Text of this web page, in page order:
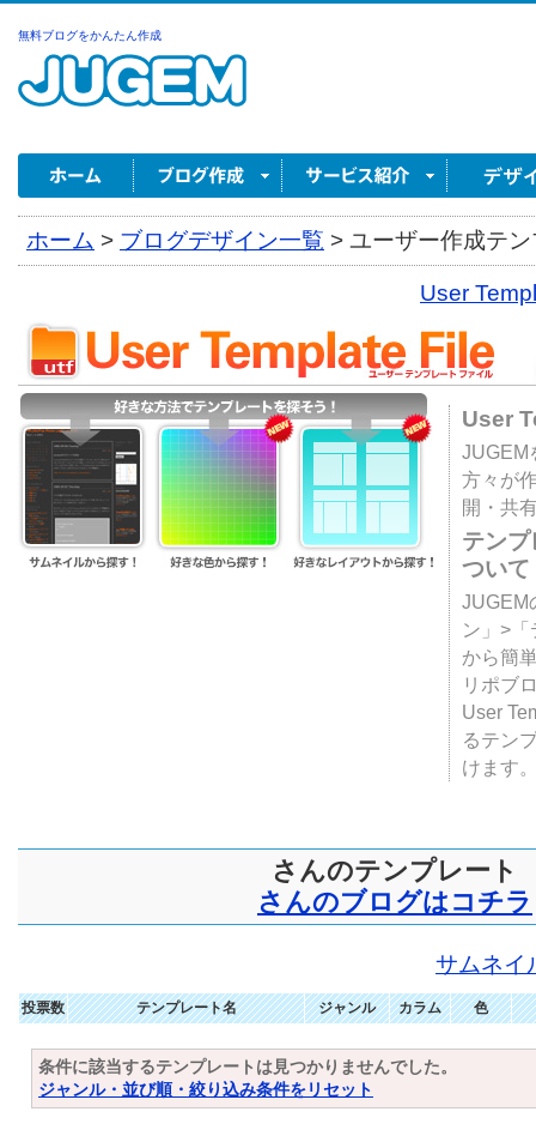
無料ブログをかんたん作成
ホーム > ブログデザイン一覧 > ユーザー作成テ
User
User
JUGEM
方々が
開・共
テン
ついて
JUGEM
ン」>
から簡
リポブ
User
るテン
けます
さんのテンプレート
さんのブログはコチラ
サムネイ
投票数 テンプレート名 ジャンル カラム 色
条件に該当するテンプレートは見つかりませんでした。
ジャンル・並び順・絞り込み条件をリセット